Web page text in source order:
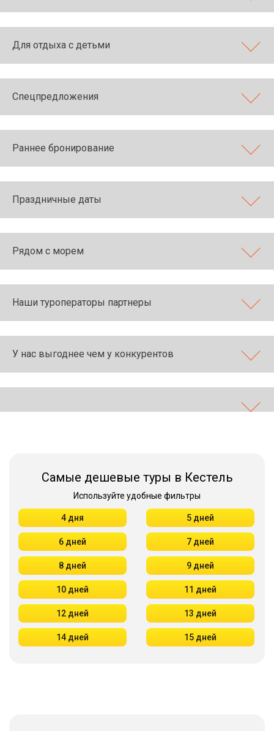
Для отдыха с детьми
Спецпредложения
Раннее бронирование
Праздничные даты
Рядом с морем
Наши туроператоры партнеры
У нас выгоднее чем у конкурентов
Самые дешевые туры в Кестель
Используйте удобные фильтры
4 дня 5 дней
6 дней 7 дней
8 дней 9 дней
10 дней 11 дней
12 дней 13 дней
14 дней 15 дней